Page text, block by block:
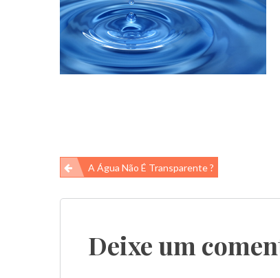
Navegação
de
A Água Não É Transparente ?
Deixe um